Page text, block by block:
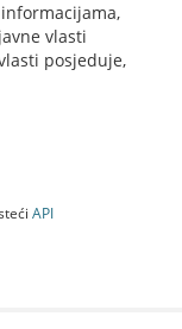
vlasti
posjeduje,
API